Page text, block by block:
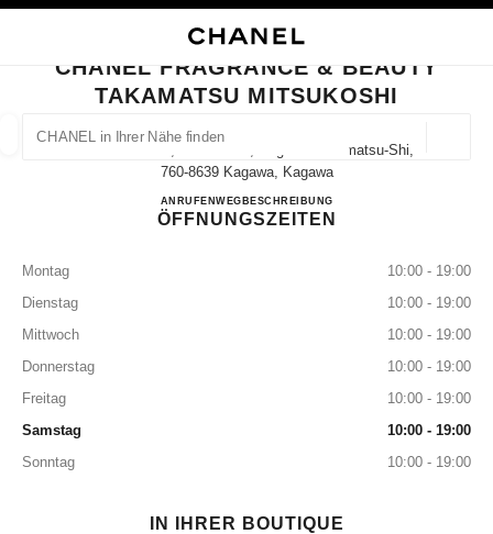
CHANEL IN IHRER NÄHE FINDEN
Vorschläge werden unter dieser Suchleiste angezeigt
0 Vorschläge verfügbar
BOUTIQUEKARTE SCHLIESSEN CHANEL FRAGRANCE & BEAUTY
CHANEL FRAGRANCE & BEAUTY
TAKAMATSU MITSUKOSHI
7-1 Uchimachi, Takamatsu, Kagawa Takamatsu-Shi,
760-8639 Kagawa, Kagawa
ANRUFEN087-822-5909
WEGBESCHREIBUNGCHANEL FRAGRANCE &
ÖFFNUNGSZEITEN
Montag
10:00 - 19:00
Dienstag
10:00 - 19:00
Mittwoch
10:00 - 19:00
Donnerstag
10:00 - 19:00
Freitag
10:00 - 19:00
Samstag
10:00 - 19:00
Sonntag
10:00 - 19:00
IN IHRER BOUTIQUE
BRILLEN UHREN UND SCHMUCK